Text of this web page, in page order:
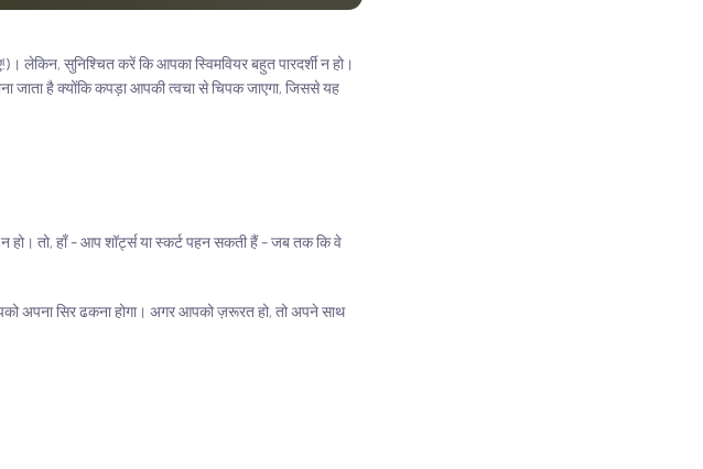
लेकिन, सुनिश्चित करें कि आपका स्विमवियर बहुत पारदर्शी न हो।
जाता है क्योंकि कपड़ा आपकी त्वचा से चिपक जाएगा, जिससे यह
तो, हाँ - आप शॉर्ट्स या स्कर्ट पहन सकती हैं - जब तक कि वे
अपना सिर ढकना होगा। अगर आपको ज़रूरत हो, तो अपने साथ